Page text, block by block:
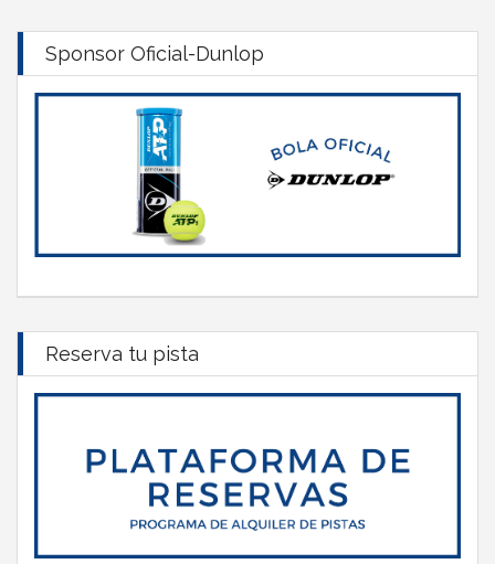
Sponsor Oficial-Dunlop
Reserva tu pista